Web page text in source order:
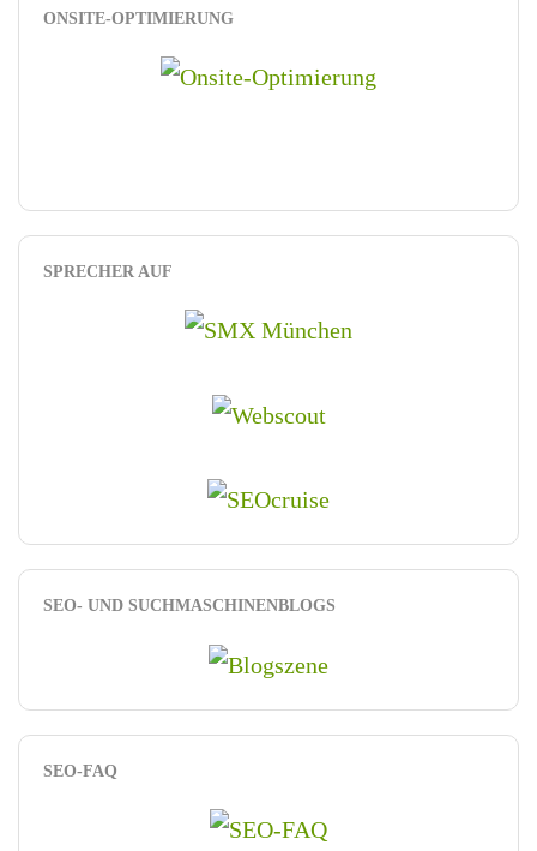
ONSITE-OPTIMIERUNG
SPRECHER AUF
SEO- UND SUCHMASCHINENBLOGS
SEO-FAQ